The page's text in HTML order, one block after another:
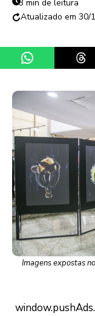
3 min de leitura
30/
Share on
Imagens expostas